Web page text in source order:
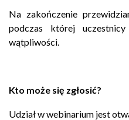
Na zakończenie
podczas której
wątpliwości.
Kto może się zgłosić?
Udział w webinarium jest